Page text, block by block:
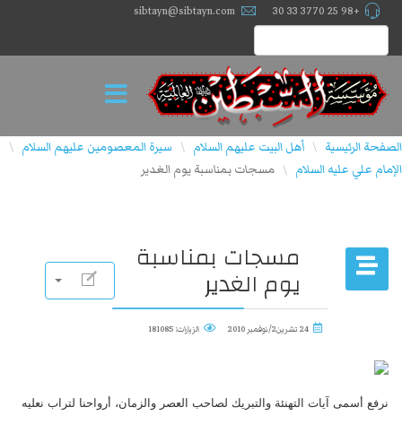
+98 25 3770 33 30
sibtayn@sibtayn.com
الصفحة الرئيسية \ أهل البيت عليهم السلام \ سيرة المعصومين عليهم السلام \
الإمام علي عليه السلام \ مسجات بمناسبة يوم الغدير
مسجات بمناسبة
يوم الغدير
24 تشرين2/نوفمبر 2010 الزيارات: 181085
نرفع أسمى آيات التهنئة والتبريك لصاحب العصر والزمان، أرواحنا لتراب نعليه